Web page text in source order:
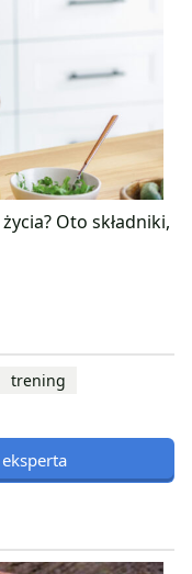
Oto składniki,
trening